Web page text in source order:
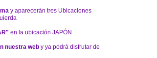
y aparecerán tres Ubicaciones
en la ubicación JAPÓN
nuestra web y ya podrá disfrutar de